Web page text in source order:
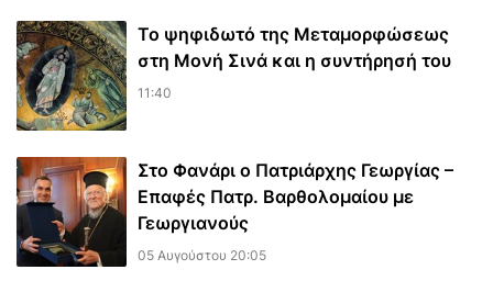
Το ψηφιδωτό της Μεταμορφώσεως
στη Μονή Σινά και η συντήρησή του
11:40
Στο Φανάρι ο Πατριάρχης Γεωργίας –
Επαφές Πατρ. Βαρθολομαίου με
Γεωργιανούς
05 Αυγούστου 20:05